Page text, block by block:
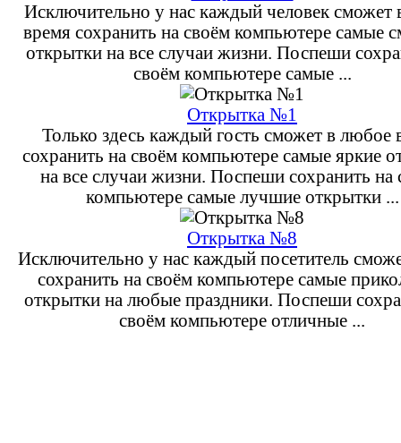
Исключительно у нас каждый человек сможет
время сохранить на своём компьютере самые
открытки на все случаи жизни. Поспеши
своём компьютере самые ...
Открытка №1
Только здесь каждый гость сможет в любое
сохранить на своём компьютере самые яркие
на все случаи жизни. Поспеши сохранить на
компьютере самые лучшие открытки ...
Открытка №8
Исключительно у нас каждый посетитель
сохранить на своём компьютере самые
открытки на любые праздники. Поспеши
своём компьютере отличные ...